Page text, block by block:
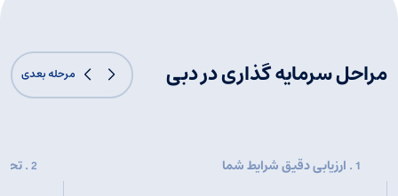
مراحل سرمایه گذاری در دبی مرحله بعدی
1. ارزیابی دقیق شرایط شما 2
.